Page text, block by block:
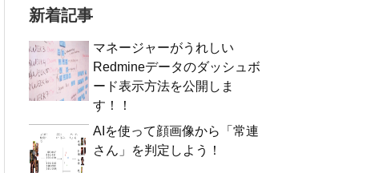
新着記事
マネージャーがうれしい
Redmineデータのダッシュボ
ード表示方法を公開しま
す！！
AIを使って顔画像から「常連
さん」を判定しよう！